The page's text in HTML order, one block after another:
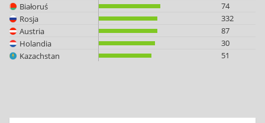
Białoruś
74
Rosja
332
Austria
87
Holandia
30
Kazachstan
51